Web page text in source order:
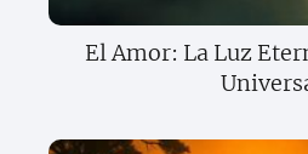
El Amor: La Luz